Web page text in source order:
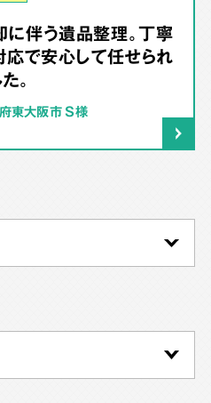
に伴う遺品整理。丁寧
応で安心して任せられ
。
東大阪市 S様